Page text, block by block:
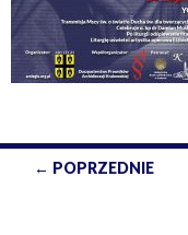
← POPRZEDNIE